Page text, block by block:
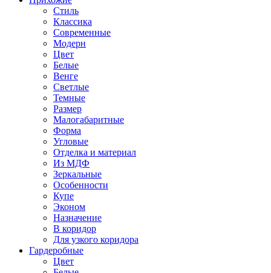
Стиль
Классика
Современные
Модерн
Цвет
Белые
Венге
Светлые
Темные
Размер
Малогабаритные
Форма
Угловые
Отделка и материал
Из МДФ
Зеркальные
Особенности
Купе
Эконом
Назначение
В коридор
Для узкого коридора
Гардеробные
Цвет